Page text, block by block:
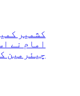
کشمیر
امام نے
چیئرمین